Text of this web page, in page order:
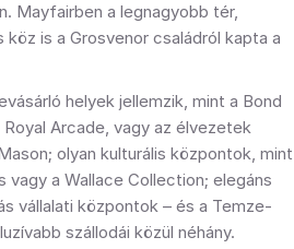
Mayfairben a legnagyobb tér,
is a Grosvenor családról kapta a
helyek jellemzik, mint a Bond
Arcade, vagy az élvezetek
olyan kulturális központok, mint
vagy a Wallace Collection; elegáns
vállalati központok – és a Temze-
szállodái közül néhány.